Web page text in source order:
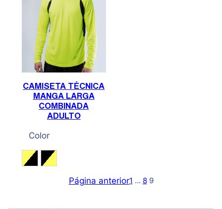
CAMISETA TÉCNICA
MANGA LARGA
COMBINADA
ADULTO
Color
Amarillo Fluor / Negro
Negro / Amarillo Fluor
Página anterior1 … 8 9